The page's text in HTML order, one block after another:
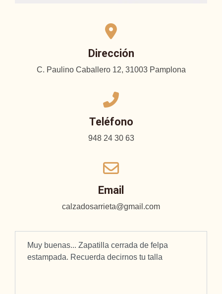
Dirección
C. Paulino Caballero 12, 31003 Pamplona
Teléfono
948 24 30 63
Email
calzadosarrieta@gmail.com